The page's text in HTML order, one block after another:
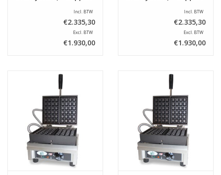
Incl. BTW
€2.335,30
Excl. BTW
€1.930,00
Incl. BTW
€2.335,30
Excl. BTW
€1.930,00